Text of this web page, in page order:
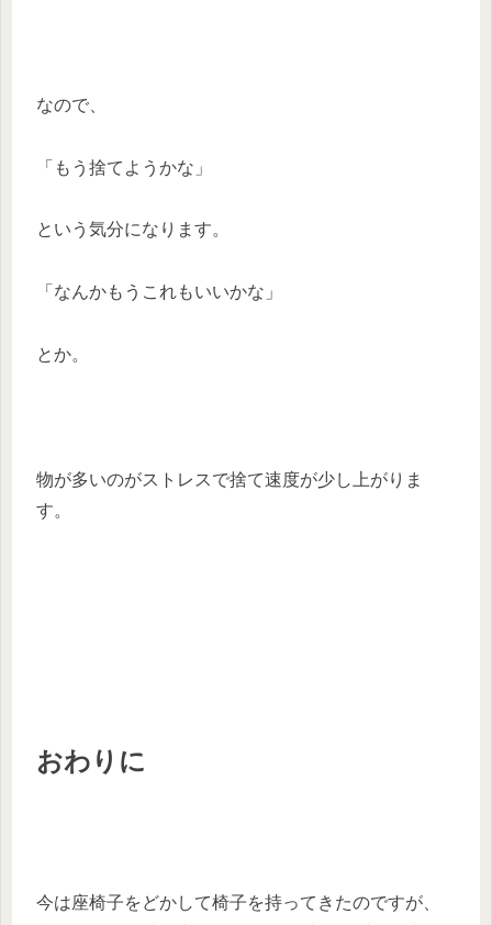
なので、
「もう捨てようかな」
という気分になります。
「なんかもうこれもいいかな」
とか。
物が多いのがストレスで捨て速度が少し上がりま
す。
おわりに
今は座椅子をどかして椅子を持ってきたのですが、